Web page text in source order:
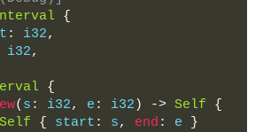
{
: i32,
i32,
{
( s : i32, e : i32 ) -> Self
{
Self
{ start : s, end : e
}